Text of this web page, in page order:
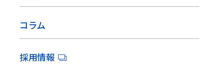
コラム
採用情報